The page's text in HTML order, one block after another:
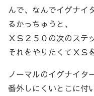
んで、なんでイグナイ
るかっちゅうと、
ＸＳ２５０の次のステ
それをやりたくてＸＳ
ノーマルのイグナイタ
番外しにくいとこに付